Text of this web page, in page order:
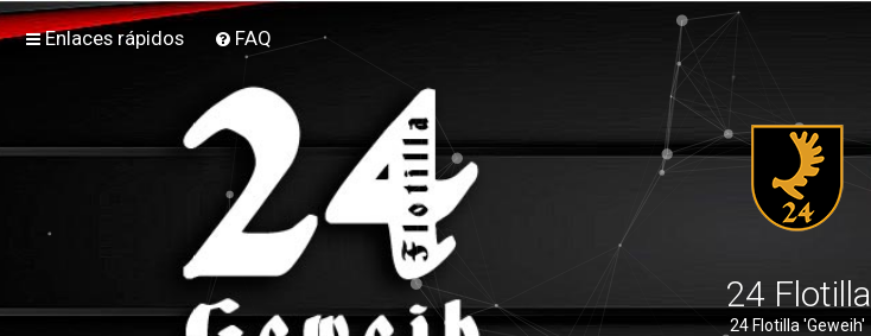
Enlaces rápidos FAQ
24 Flotilla
24 Flotilla 'Geweih'